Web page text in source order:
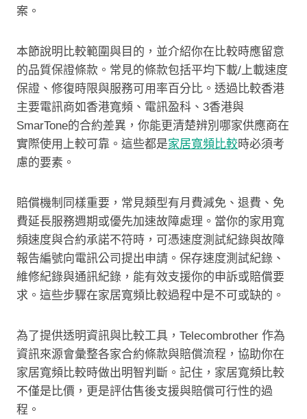
案。
本節說明比較範圍與目的，並介紹你在比較時應留意
的品質保證條款。常見的條款包括平均下載/上載速度
保證、修復時限與服務可用率百分比。透過比較香港
主要電訊商如香港寬頻、電訊盈科、3香港與
SmarTone的合約差異，你能更清楚辨別哪家供應商在
實際使用上較可靠。這些都是家居寬頻比較時必須考
慮的要素。
賠償機制同樣重要，常見類型有月費減免、退費、免
費延長服務週期或優先加速故障處理。當你的家用寬
頻速度與合約承諾不符時，可憑速度測試紀錄與故障
報告編號向電訊公司提出申請。保存速度測試紀錄、
維修紀錄與通訊紀錄，能有效支援你的申訴或賠償要
求。這些步驟在家居寬頻比較過程中是不可或缺的。
為了提供透明資訊與比較工具，Telecombrother 作為
資訊來源會彙整各家合約條款與賠償流程，協助你在
家居寬頻比較時做出明智判斷。記住，家居寬頻比較
不僅是比價，更是評估售後支援與賠償可行性的過
程。